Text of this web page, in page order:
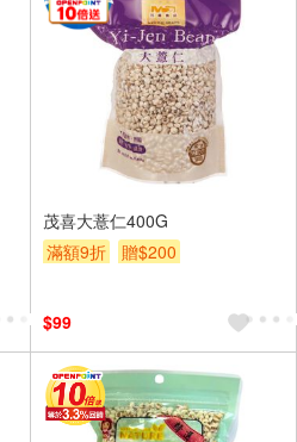
茂喜大薏仁400G
滿額9折
贈$200
$99